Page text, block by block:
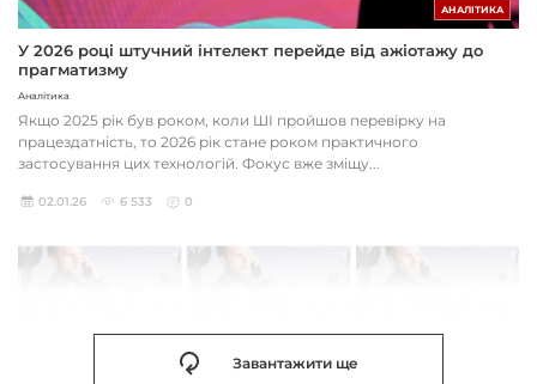
АНАЛІТИКА
У 2026 році штучний інтелект перейде від ажіотажу до
прагматизму
Аналітика
Якщо 2025 рік був роком, коли ШІ пройшов перевірку на
працездатність, то 2026 рік стане роком практичного
застосування цих технологій. Фокус вже зміщу...
02.01.26 6 533 0
Завантажити ще